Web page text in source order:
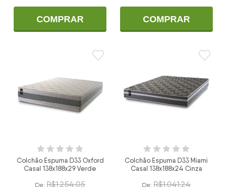
COMPRAR COMPRAR
Colchão Espuma D33 Oxford
Casal 138x188x29 Verde
De: R$1.254,05
Colchão Espuma D33 Miami
Casal 138x188x24 Cinza
De: R$1.041,24